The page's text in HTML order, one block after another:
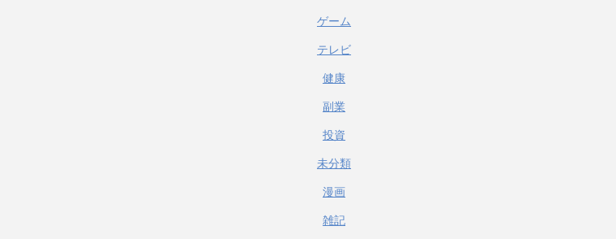
ゲーム
テレビ
健康
副業
投資
未分類
漫画
雑記